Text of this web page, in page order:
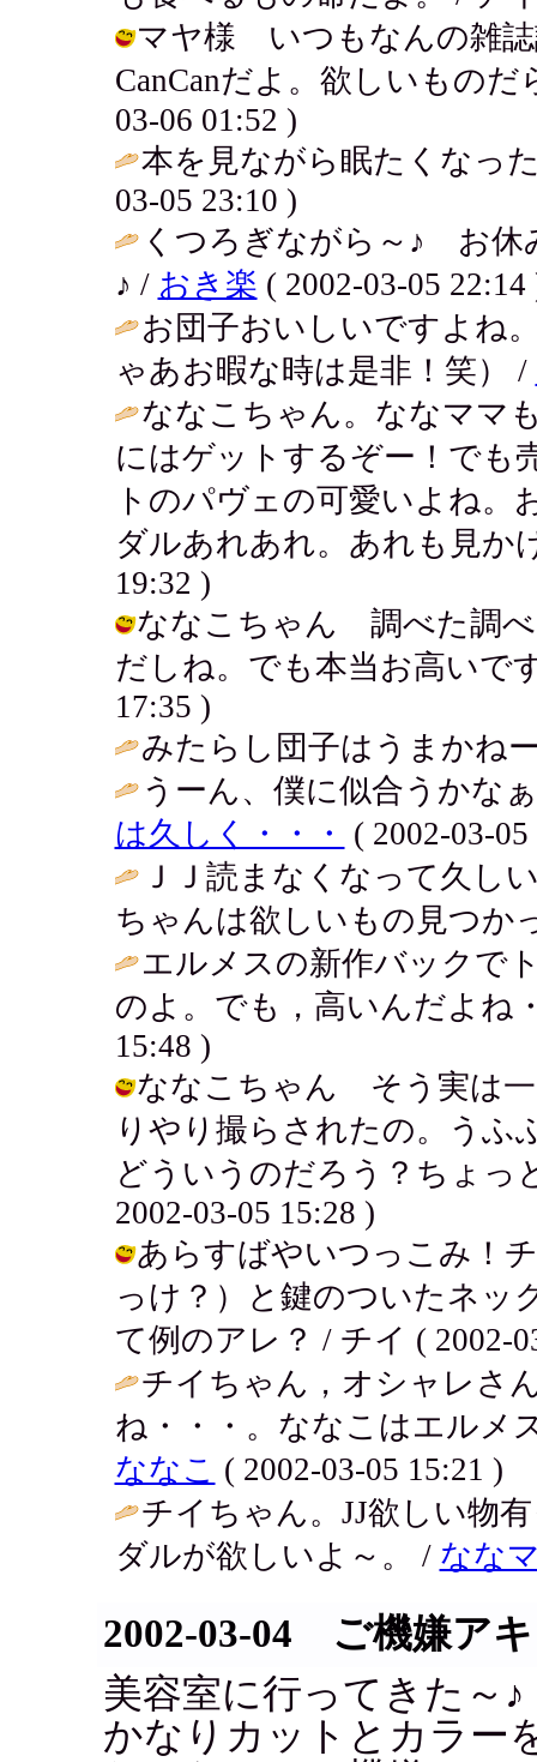
マヤ様 いつもなんの雑誌
CanCanだよ。欲しいもの
03-06 01:52 )
本を見ながら眠たくなっ
03-05 23:10 )
くつろぎながら～♪ お
♪ / おき楽 ( 2002-03-05 22:14
お団子おいしいですよね
ゃあお暇な時は是非！笑） /
ななこちゃん。ななママ
にはゲットするぞー！でも
トのパヴェの可愛いよね。
ダルあれあれ。あれも見か
19:32 )
ななこちゃん 調べた調
だしね。でも本当お高いで
17:35 )
みたらし団子はうまかね
うーん、僕に似合うかな
は久しく・・・
( 2002-03-
ＪＪ読まなくなって久し
ちゃんは欲しいもの見つか
エルメスの新作バックで
のよ。でも，高いんだよね
15:48 )
ななこちゃん そう実は
りやり撮らされたの。うふ
どういうのだろう？ちょっ
2002-03-05 15:28 )
あらすばやいつっこみ！
っけ？）と鍵のついたネッ
て例のアレ？ / チイ ( 2002-
チイちゃん，オシャレさ
ね・・・。ななこはエルメ
ななこ ( 2002-03-05 15:21 )
チイちゃん。JJ欲しい物
ダルが欲しいよ～。 / なな
2002-03-04 ご機嫌アキ
美容室に行ってきた～♪
かなりカットとカラー